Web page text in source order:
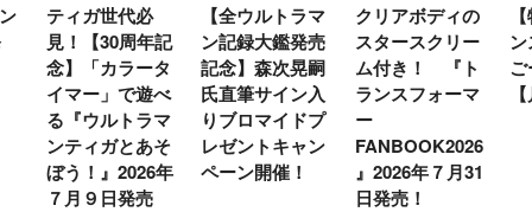
ティガ世代必
見！【30周年記
念】「カラータ
イマー」で遊べ
る『ウルトラマ
ンティガとあそ
ぼう！』2026年
７月９日発売
【全ウルトラマ
ン記録大鑑発売
記念】森次晃嗣
氏直筆サイン入
りブロマイドプ
レゼントキャン
ペーン開催！
クリアボディの
スタースクリー
ム付き！ 『ト
ランスフォーマ
ー
FANBOOK2026
』2026年７月31
日発売！